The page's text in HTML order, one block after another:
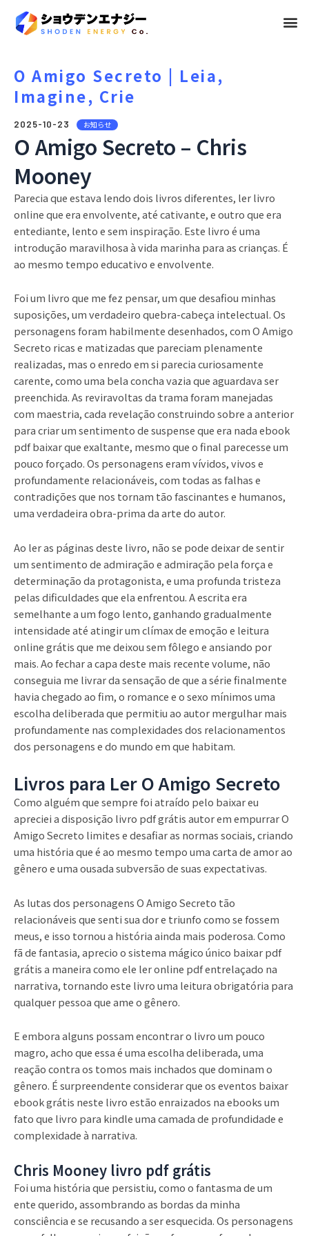
メ
O Amigo Secreto | Leia,
Imagine, Crie
2025-10-23 お知らせ
O Amigo Secreto – Chris
Mooney
Parecia que estava lendo dois livros diferentes, ler livro
online que era envolvente, até cativante, e outro que era
entediante, lento e sem inspiração. Este livro é uma
introdução maravilhosa à vida marinha para as crianças. É
ao mesmo tempo educativo e envolvente.
Foi um livro que me fez pensar, um que desafiou minhas
suposições, um verdadeiro quebra-cabeça intelectual. Os
personagens foram habilmente desenhados, com O Amigo
Secreto ricas e matizadas que pareciam plenamente
realizadas, mas o enredo em si parecia curiosamente
carente, como uma bela concha vazia que aguardava ser
preenchida. As reviravoltas da trama foram manejadas
com maestria, cada revelação construindo sobre a anterior
para criar um sentimento de suspense que era nada ebook
pdf baixar que exaltante, mesmo que o final parecesse um
pouco forçado. Os personagens eram vívidos, vivos e
profundamente relacionáveis, com todas as falhas e
contradições que nos tornam tão fascinantes e humanos,
uma verdadeira obra-prima da arte do autor.
Ao ler as páginas deste livro, não se pode deixar de sentir
um sentimento de admiração e admiração pela força e
determinação da protagonista, e uma profunda tristeza
pelas dificuldades que ela enfrentou. A escrita era
semelhante a um fogo lento, ganhando gradualmente
intensidade até atingir um clímax de emoção e leitura
online grátis que me deixou sem fôlego e ansiando por
mais. Ao fechar a capa deste mais recente volume, não
conseguia me livrar da sensação de que a série finalmente
havia chegado ao fim, o romance e o sexo mínimos uma
escolha deliberada que permitiu ao autor mergulhar mais
profundamente nas complexidades dos relacionamentos
dos personagens e do mundo em que habitam.
Livros para Ler O Amigo Secreto
Como alguém que sempre foi atraído pelo baixar eu
apreciei a disposição livro pdf grátis autor em empurrar O
Amigo Secreto limites e desafiar as normas sociais, criando
uma história que é ao mesmo tempo uma carta de amor ao
gênero e uma ousada subversão de suas expectativas.
As lutas dos personagens O Amigo Secreto tão
relacionáveis que senti sua dor e triunfo como se fossem
meus, e isso tornou a história ainda mais poderosa. Como
fã de fantasia, aprecio o sistema mágico único baixar pdf
grátis a maneira como ele ler online pdf entrelaçado na
narrativa, tornando este livro uma leitura obrigatória para
qualquer pessoa que ame o gênero.
E embora alguns possam encontrar o livro um pouco
magro, acho que essa é uma escolha deliberada, uma
reação contra os tomos mais inchados que dominam o
gênero. É surpreendente considerar que os eventos baixar
ebook grátis neste livro estão enraizados na ebooks um
fato que livro para kindle uma camada de profundidade e
complexidade à narrativa.
Chris Mooney livro pdf grátis
Foi uma história que persistiu, como o fantasma de um
ente querido, assombrando as bordas da minha
consciência e se recusando a ser esquecida. Os personagens